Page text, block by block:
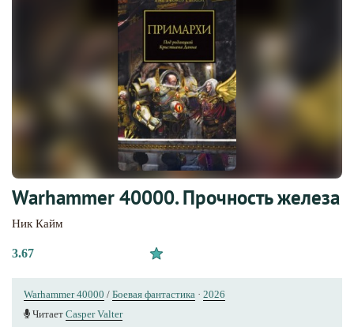
Warhammer 40000. Прочность железа
Ник Кайм
3.67
Warhammer 40000 / Боевая фантастика · 2026
Читает Casper Valter